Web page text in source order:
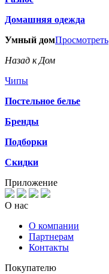
Домашняя одежда
Умный домПросмотреть
Назад к Дом
Чипы
Постельное белье
Бренды
Подборки
Скидки
Приложение
О нас
О компании
Партнерам
Контакты
Покупателю